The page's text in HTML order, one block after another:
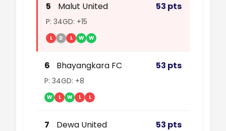
5 Malut United 53 pts
P: 34GD: +15
L D L W W
6 Bhayangkara FC 53 pts
P: 34GD: +8
W L W L L
7 Dewa United 53 pts